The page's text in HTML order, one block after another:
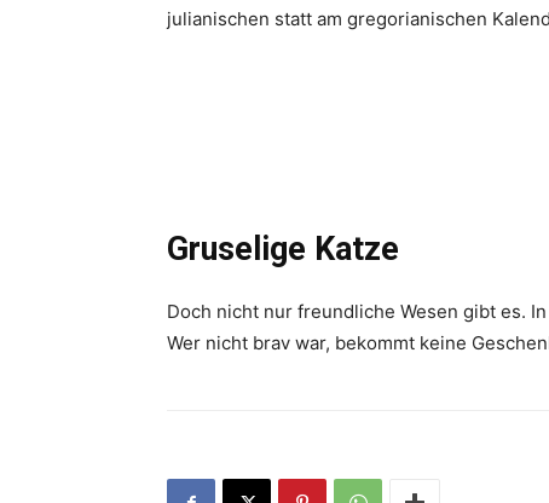
julianischen statt am gregori­anischen
Gruselige Katze
Doch nicht nur freundliche Wesen gibt es.
Wer nicht brav war, ­bekommt keine